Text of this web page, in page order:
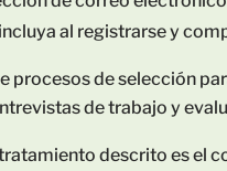
al registrarse y
procesos de selección
de trabajo y
descrito es el